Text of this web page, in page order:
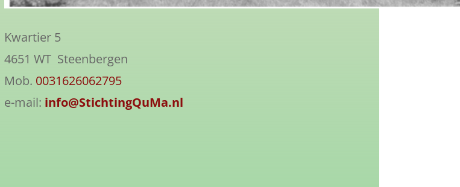
Kwartier 5
4651 WT Steenbergen
Mob. 0031626062795
e-mail: info@StichtingQuMa.nl